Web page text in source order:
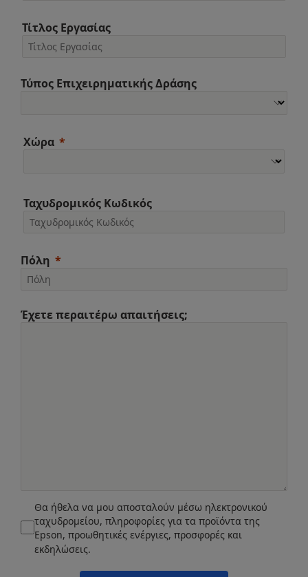
Τίτλος Εργασίας
Τύπος Επιχειρηματικής Δράσης
Χώρα
Ταχυδρομικός Κωδικός
Πόλη
Έχετε περαιτέρω απαιτήσεις;
Θα ήθελα να μου αποσταλούν μέσω ηλεκτρονικού
ταχυδρομείου, πληροφορίες για τα προϊόντα της
Epson, προωθητικές ενέργιες, προσφορές και
εκδηλώσεις.